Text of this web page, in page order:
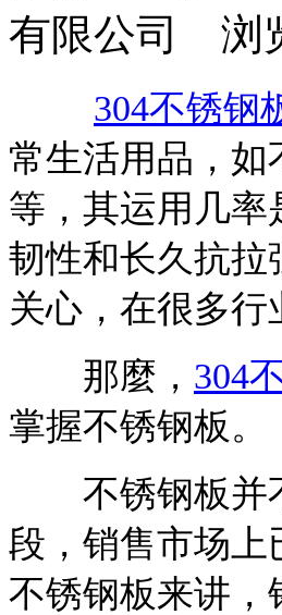
有限公司 浏
304不锈钢
常生活用品，如
等，其运用几率
韧性和长久抗拉
关心，在很多行
那麼， 304
掌握不锈钢板。
不锈钢板并不
段，销售市场上
不锈钢板来讲，